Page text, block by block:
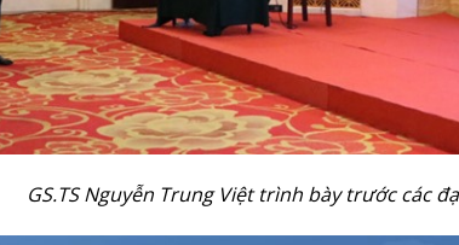
GS.TS Nguyễn Trung Việt trình bày trước các